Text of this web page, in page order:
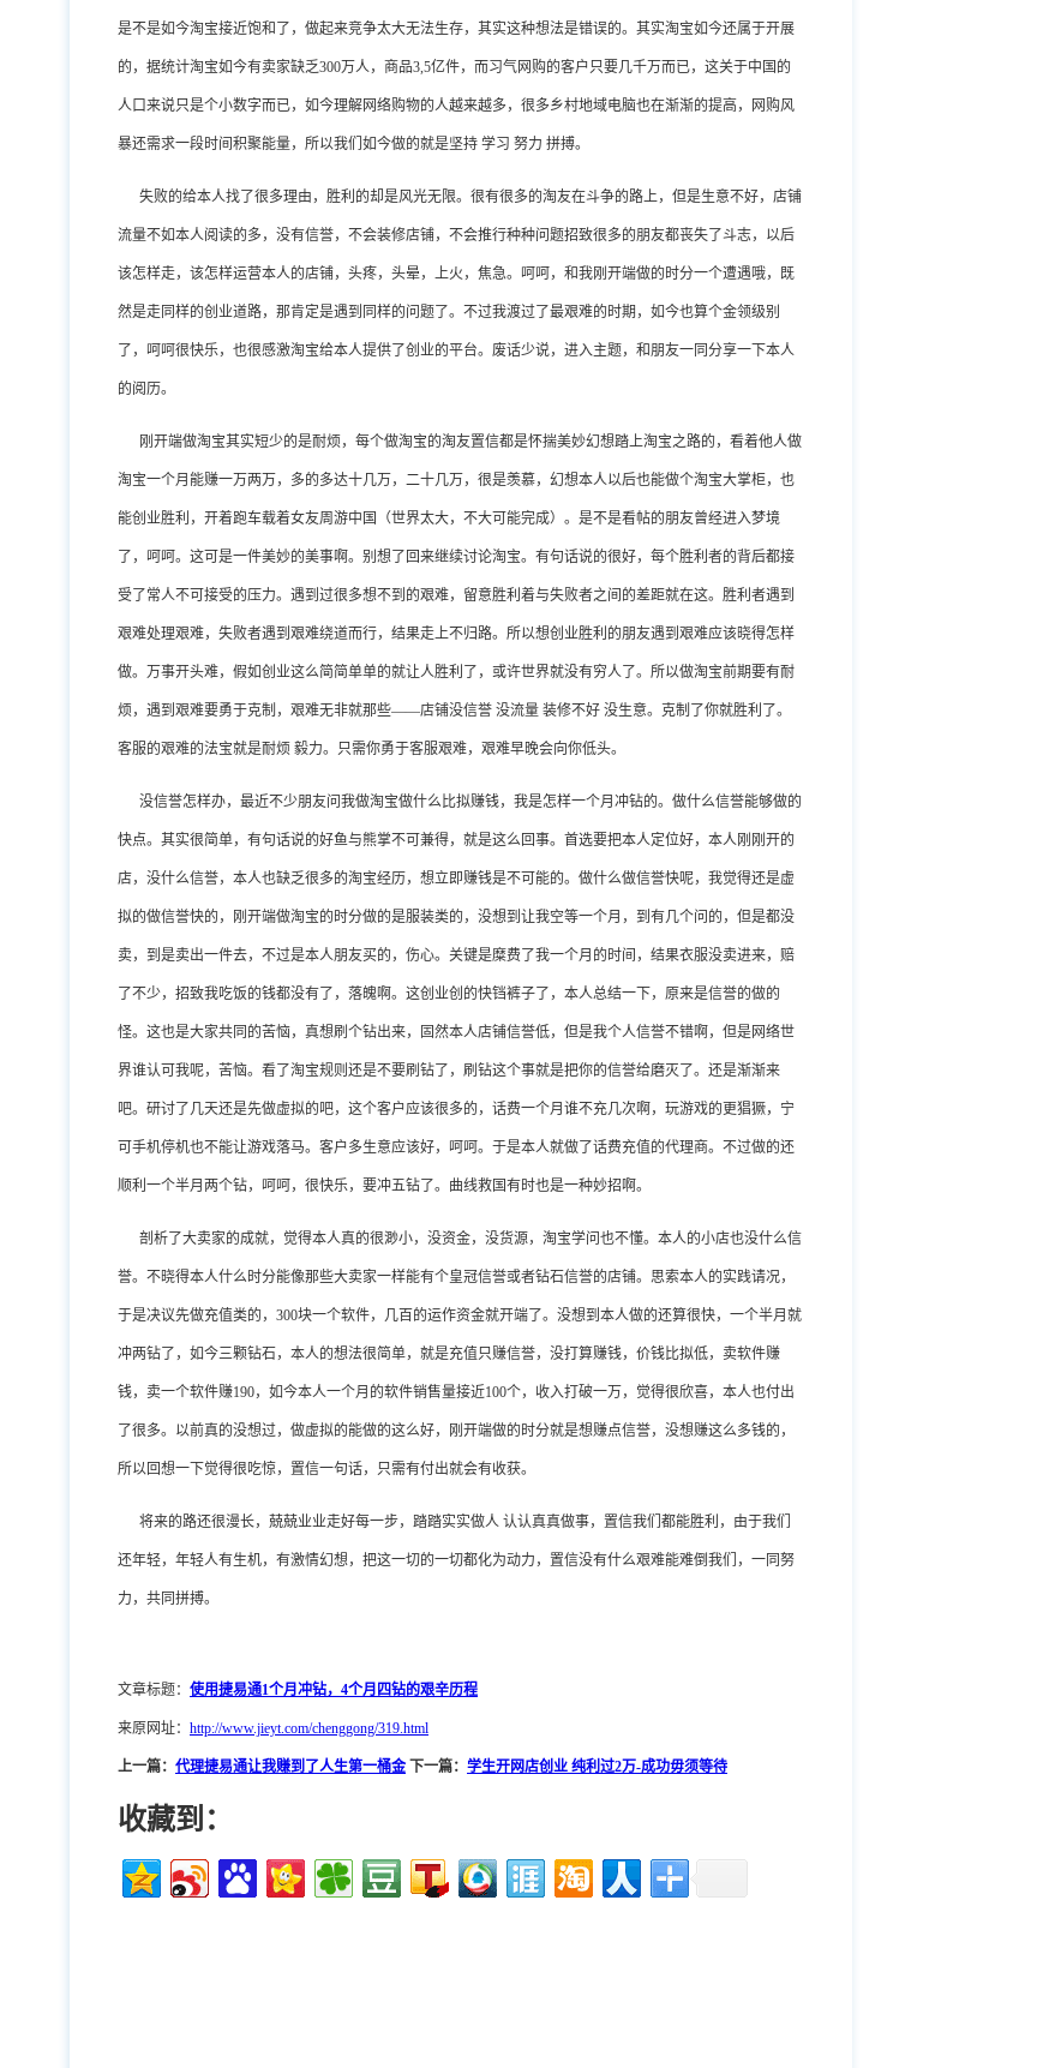
是不是如今淘宝接近饱和了，做起来竞争太大无法生存，其实这种想法是错误的。其实淘宝如今还属于开展
的，据统计淘宝如今有卖家缺乏300万人，商品3,5亿件，而习气网购的客户只要几千万而已，这关于中国的
人口来说只是个小数字而已，如今理解网络购物的人越来越多，很多乡村地域电脑也在渐渐的提高，网购风
暴还需求一段时间积聚能量，所以我们如今做的就是坚持 学习 努力 拼搏。
失败的给本人找了很多理由，胜利的却是风光无限。很有很多的淘友在斗争的路上，但是生意不好，店铺
流量不如本人阅读的多，没有信誉，不会装修店铺，不会推行种种问题招致很多的朋友都丧失了斗志，以后
该怎样走，该怎样运营本人的店铺，头疼，头晕，上火，焦急。呵呵，和我刚开端做的时分一个遭遇哦，既
然是走同样的创业道路，那肯定是遇到同样的问题了。不过我渡过了最艰难的时期，如今也算个金领级别
了，呵呵很快乐，也很感激淘宝给本人提供了创业的平台。废话少说，进入主题，和朋友一同分享一下本人
的阅历。
刚开端做淘宝其实短少的是耐烦，每个做淘宝的淘友置信都是怀揣美妙幻想踏上淘宝之路的，看着他人做
淘宝一个月能赚一万两万，多的多达十几万，二十几万，很是羡慕，幻想本人以后也能做个淘宝大掌柜，也
能创业胜利，开着跑车载着女友周游中国（世界太大，不大可能完成）。是不是看帖的朋友曾经进入梦境
了，呵呵。这可是一件美妙的美事啊。别想了回来继续讨论淘宝。有句话说的很好，每个胜利者的背后都接
受了常人不可接受的压力。遇到过很多想不到的艰难，留意胜利着与失败者之间的差距就在这。胜利者遇到
艰难处理艰难，失败者遇到艰难绕道而行，结果走上不归路。所以想创业胜利的朋友遇到艰难应该晓得怎样
做。万事开头难，假如创业这么简简单单的就让人胜利了，或许世界就没有穷人了。所以做淘宝前期要有耐
烦，遇到艰难要勇于克制，艰难无非就那些——店铺没信誉 没流量 装修不好 没生意。克制了你就胜利了。
客服的艰难的法宝就是耐烦 毅力。只需你勇于客服艰难，艰难早晚会向你低头。
没信誉怎样办，最近不少朋友问我做淘宝做什么比拟赚钱，我是怎样一个月冲钻的。做什么信誉能够做的
快点。其实很简单，有句话说的好鱼与熊掌不可兼得，就是这么回事。首选要把本人定位好，本人刚刚开的
店，没什么信誉，本人也缺乏很多的淘宝经历，想立即赚钱是不可能的。做什么做信誉快呢，我觉得还是虚
拟的做信誉快的，刚开端做淘宝的时分做的是服装类的，没想到让我空等一个月，到有几个问的，但是都没
卖，到是卖出一件去，不过是本人朋友买的，伤心。关键是糜费了我一个月的时间，结果衣服没卖进来，赔
了不少，招致我吃饭的钱都没有了，落魄啊。这创业创的快铛裤子了，本人总结一下，原来是信誉的做的
怪。这也是大家共同的苦恼，真想刷个钻出来，固然本人店铺信誉低，但是我个人信誉不错啊，但是网络世
界谁认可我呢，苦恼。看了淘宝规则还是不要刷钻了，刷钻这个事就是把你的信誉给磨灭了。还是渐渐来
吧。研讨了几天还是先做虚拟的吧，这个客户应该很多的，话费一个月谁不充几次啊，玩游戏的更猖獗，宁
可手机停机也不能让游戏落马。客户多生意应该好，呵呵。于是本人就做了话费充值的代理商。不过做的还
顺利一个半月两个钻，呵呵，很快乐，要冲五钻了。曲线救国有时也是一种妙招啊。
剖析了大卖家的成就，觉得本人真的很渺小，没资金，没货源，淘宝学问也不懂。本人的小店也没什么信
誉。不晓得本人什么时分能像那些大卖家一样能有个皇冠信誉或者钻石信誉的店铺。思索本人的实践请况，
于是决议先做充值类的，300块一个软件，几百的运作资金就开端了。没想到本人做的还算很快，一个半月就
冲两钻了，如今三颗钻石，本人的想法很简单，就是充值只赚信誉，没打算赚钱，价钱比拟低，卖软件赚
钱，卖一个软件赚190，如今本人一个月的软件销售量接近100个，收入打破一万，觉得很欣喜，本人也付出
了很多。以前真的没想过，做虚拟的能做的这么好，刚开端做的时分就是想赚点信誉，没想赚这么多钱的，
所以回想一下觉得很吃惊，置信一句话，只需有付出就会有收获。
将来的路还很漫长，兢兢业业走好每一步，踏踏实实做人 认认真真做事，置信我们都能胜利，由于我们
还年轻，年轻人有生机，有激情幻想，把这一切的一切都化为动力，置信没有什么艰难能难倒我们，一同努
力，共同拼搏。
文章标题： 使用捷易通1个月冲钻，4个月四钻的艰辛历程
来原网址： http://www.jieyt.com/chenggong/319.html
上一篇： 代理捷易通让我赚到了人生第一桶金 下一篇： 学生开网店创业 纯利过2万-成功毋须等待
收藏到：